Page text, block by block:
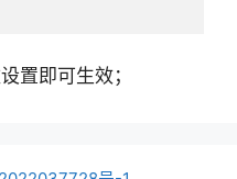
置即可生效；